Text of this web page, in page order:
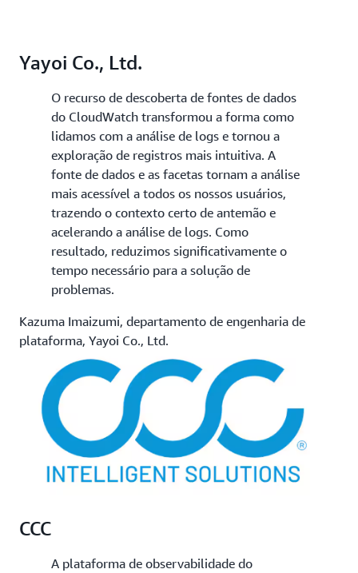
Yayoi Co., Ltd.
O recurso de descoberta de fontes de dados
do CloudWatch transformou a forma como
lidamos com a análise de logs e tornou a
exploração de registros mais intuitiva. A
fonte de dados e as facetas tornam a análise
mais acessível a todos os nossos usuários,
trazendo o contexto certo de antemão e
acelerando a análise de logs. Como
resultado, reduzimos significativamente o
tempo necessário para a solução de
problemas.
Kazuma Imaizumi, departamento de engenharia de
plataforma, Yayoi Co., Ltd.
CCC
A plataforma de observabilidade do